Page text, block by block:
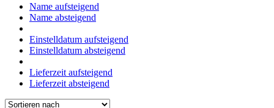
Name aufsteigend
Name absteigend
Einstelldatum aufsteigend
Einstelldatum absteigend
Lieferzeit aufsteigend
Lieferzeit absteigend